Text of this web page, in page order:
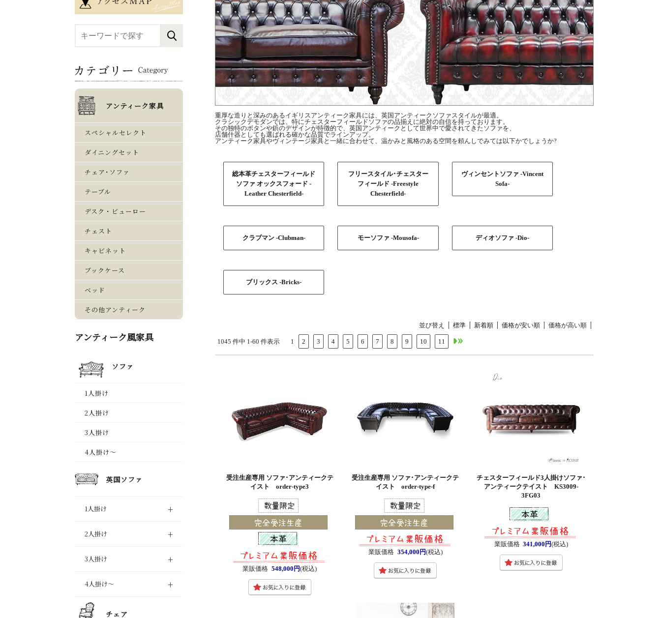
重厚な造りと深みのあるイギリスアンティーク家具には、英国アンティークソファスタイルが最適。
クラシックデモダンでは、特にチェスターフィールドソファの品揃えに絶対の自信を持っております。
その独特のボタンや鋲のデザインが特徴的で、英国アンティークとして世界中で愛されてきたソファを、
店舗什器としても選ばれる確かな品質でラインアップ。
アンティーク家具やヴィンテージ家具と一緒に合わせて、温かみと風格のある空間を頼んしでみては以下かでしょうか?
総本革チェスターフィールド
ソファ オックスフォード -
Leather Chesterfield-
フリースタイル･チェスター
フィールド -Freestyle
Chesterfield-
ヴィンセントソファ -Vincent
Sofa-
クラブマン -Clubman- モーソファ -Mousofa- ディオソファ -Dio-
ブリックス -Bricks-
並び替え 標準 新着順 価格が安い順 価格が高い順
1045 件中 1-60 件表示 1 2 3 4 5 6 7 8 9 10 11
受注生産専用 ソファ･アンティークテ
イスト order-type3
業販価格 548,000円(税込)
受注生産専用 ソファ･アンティークテ
イスト order-type-f
業販価格 354,000円(税込)
チェスターフィールド3人掛けソファ･
アンティークテイスト KS3009-
3FG03
業販価格 341,000円(税込)